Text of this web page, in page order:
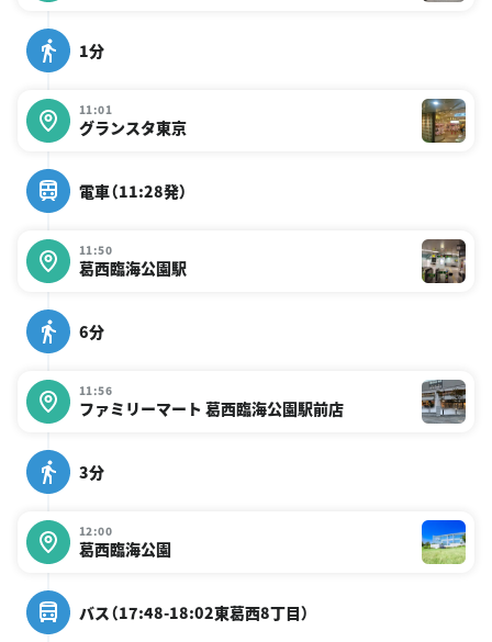
1分
11:01
グランスタ東京
電車（11:28発）
11:50
葛西臨海公園駅
6分
11:56
ファミリーマート 葛西臨海公園駅前店
3分
12:00
葛西臨海公園
バス（17:48-18:02東葛西8丁目）